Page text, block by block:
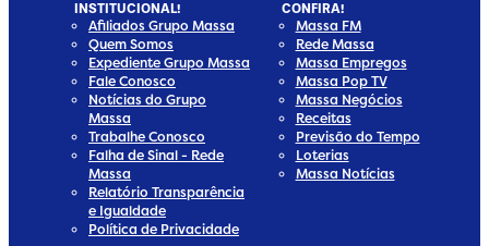
INSTITUCIONAL!
Afiliados Grupo Massa
Quem Somos
Expediente Grupo Massa
Fale Conosco
Notícias do Grupo
Massa
Trabalhe Conosco
Falha de Sinal - Rede
Massa
Relatório Transparência
e Igualdade
Política de Privacidade
CONFIRA!
Massa FM
Rede Massa
Massa Empregos
Massa Pop TV
Massa Negócios
Receitas
Previsão do Tempo
Loterias
Massa Notícias